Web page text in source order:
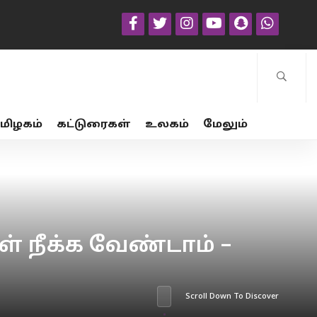
கட்டுரைகள் உலகம் மேலும்
நீக்க வேண்டாம் –
Scroll Down To Discover